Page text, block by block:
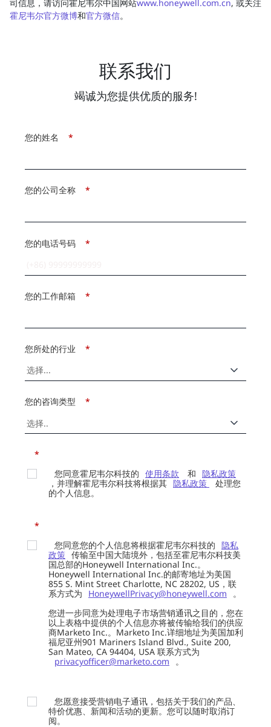
司信息，请访问霍尼韦尔中国网站www.honeywell.com.cn, 或关注
霍尼韦尔官方微博和官方微信。
联系我们
竭诚为您提供优质的服务!
*
您的姓名
*
您的公司全称
*
您的电话号码
*
您的工作邮箱
*
您所处的行业
*
您的咨询类型
*
您同意霍尼韦尔科技的 使用条款 和 隐私政策
，并理解霍尼韦尔科技将根据其 隐私政策
处理您
的个人信息。
*
您同意您的个人信息将根据霍尼韦尔科技的 隐私
政策 传输至中国大陆境外，包括至霍尼韦尔科技美
国总部的Honeywell International Inc.。
Honeywell International Inc.的邮寄地址为美国
855 S. Mint Street Charlotte, NC 28202, US，联
系方式为
HoneywellPrivacy@honeywell.com
。
您进一步同意为处理电子市场营销通讯之目的，您在
以上表格中提供的个人信息亦将被传输给我们的供应
商Marketo Inc.。Marketo Inc.详细地址为美国加利
福尼亚州901 Mariners Island Blvd., Suite 200,
San Mateo, CA 94404, USA 联系方式为
privacyofficer@marketo.com
。
您愿意接受营销电子通讯，包括关于我们的产品、
特价优惠、新闻和活动的更新。您可以随时取消订
阅。